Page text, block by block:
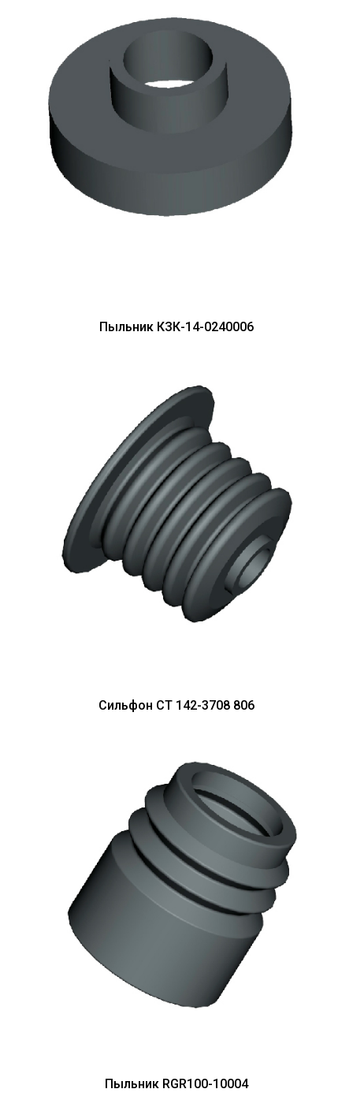
Пыльник КЗК-14-0240006
Сильфон СТ 142-3708 806
Пыльник RGR100-10004